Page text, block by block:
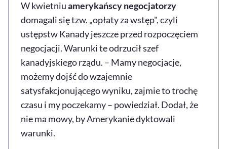
W kwietniuamerykańscy negocjatorzy
domagali się tzw. „opłaty za wstęp", czyli
ustępstw Kanady jeszcze przed rozpoczęciem
negocjacji. Warunki te odrzucił szef
kanadyjskiego rządu. – Mamy negocjacje,
możemy dojść do wzajemnie
satysfakcjonującego wyniku, zajmie to trochę
czasu i my poczekamy – powiedział. Dodał, że
nie ma mowy, by Amerykanie dyktowali
warunki.